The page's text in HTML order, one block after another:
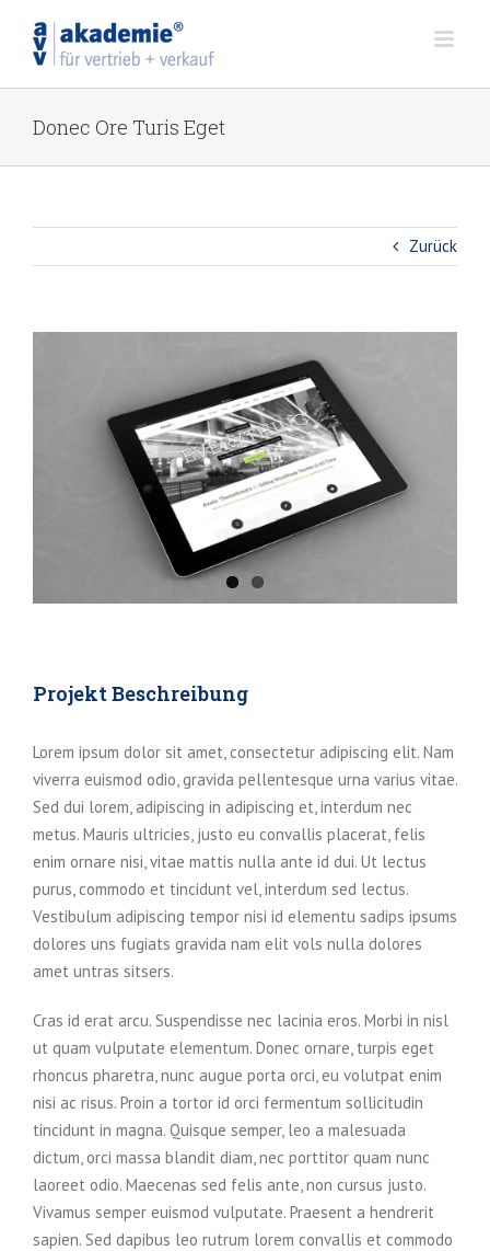
Inhalt
springen
Donec Ore Turis Eget
Zurück
Projekt Beschreibung
Lorem ipsum dolor sit amet, consectetur adipiscing elit. Nam
viverra euismod odio, gravida pellentesque urna varius vitae.
Sed dui lorem, adipiscing in adipiscing et, interdum nec
metus. Mauris ultricies, justo eu convallis placerat, felis
enim ornare nisi, vitae mattis nulla ante id dui. Ut lectus
purus, commodo et tincidunt vel, interdum sed lectus.
Vestibulum adipiscing tempor nisi id elementu sadips ipsums
dolores uns fugiats gravida nam elit vols nulla dolores
amet untras sitsers.
Cras id erat arcu. Suspendisse nec lacinia eros. Morbi in nisl
ut quam vulputate elementum. Donec ornare, turpis eget
rhoncus pharetra, nunc augue porta orci, eu volutpat enim
nisi ac risus. Proin a tortor id orci fermentum sollicitudin
tincidunt in magna. Quisque semper, leo a malesuada
dictum, orci massa blandit diam, nec porttitor quam nunc
laoreet odio. Maecenas sed felis ante, non cursus justo.
Vivamus semper euismod vulputate. Praesent a hendrerit
sapien. Sed dapibus leo rutrum lorem convallis et commodo